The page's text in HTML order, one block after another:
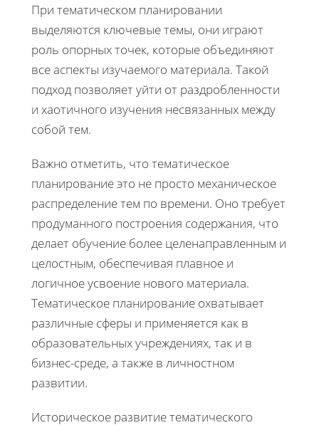
При тематическом планировании
выделяются ключевые темы, они играют
роль опорных точек, которые объединяют
все аспекты изучаемого материала. Такой
подход позволяет уйти от раздробленности
и хаотичного изучения несвязанных между
собой тем.
Важно отметить, что тематическое
планирование это не просто механическое
распределение тем по времени. Оно требует
продуманного построения содержания, что
делает обучение более целенаправленным и
целостным, обеспечивая плавное и
логичное усвоение нового материала.
Тематическое планирование охватывает
различные сферы и применяется как в
образовательных учреждениях, так и в
бизнес-среде, а также в личностном
развитии.
Историческое развитие тематического